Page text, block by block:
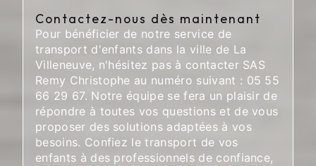
Contactez-nous dès maintenant
Pour bénéficier de notre service de
transport d'enfants dans la ville de La
Villeneuve, n'hésitez pas à contacter SAS
Remy Christophe au numéro suivant : 05 55
66 29 67. Notre équipe se fera un plaisir de
répondre à toutes vos questions et de vous
proposer des solutions adaptées à vos
besoins. Confiez le transport de vos
enfants à des professionnels de confiance,